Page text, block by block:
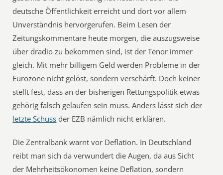
deutsche Öffentlichkeit erreicht und dort vor allem
Unverständnis hervorgerufen. Beim Lesen der
Zeitungskommentare heute morgen, die auszugsweise
über dradio zu bekommen sind, ist der Tenor immer
gleich. Mit mehr billigem Geld werden Probleme in der
Eurozone nicht gelöst, sondern verschärft. Doch keiner
stellt fest, dass an der bisherigen Rettungspolitik etwas
gehörig falsch gelaufen sein muss. Anders lässt sich der
letzte Schuss der EZB nämlich nicht erklären.
Die Zentralbank warnt vor Deflation. In Deutschland
reibt man sich da verwundert die Augen, da aus Sicht
der Mehrheitsökonomen keine Deflation, sondern